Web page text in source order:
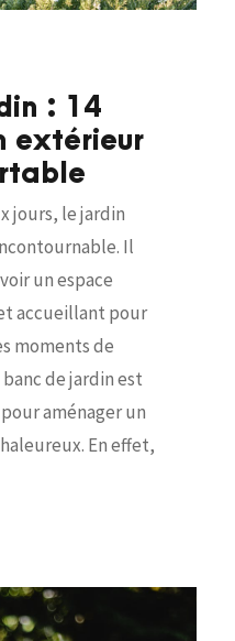
: 14
extérieur
jours, le jardin
Il
un espace
accueillant pour
moments de
de jardin est
aménager un
En effet,